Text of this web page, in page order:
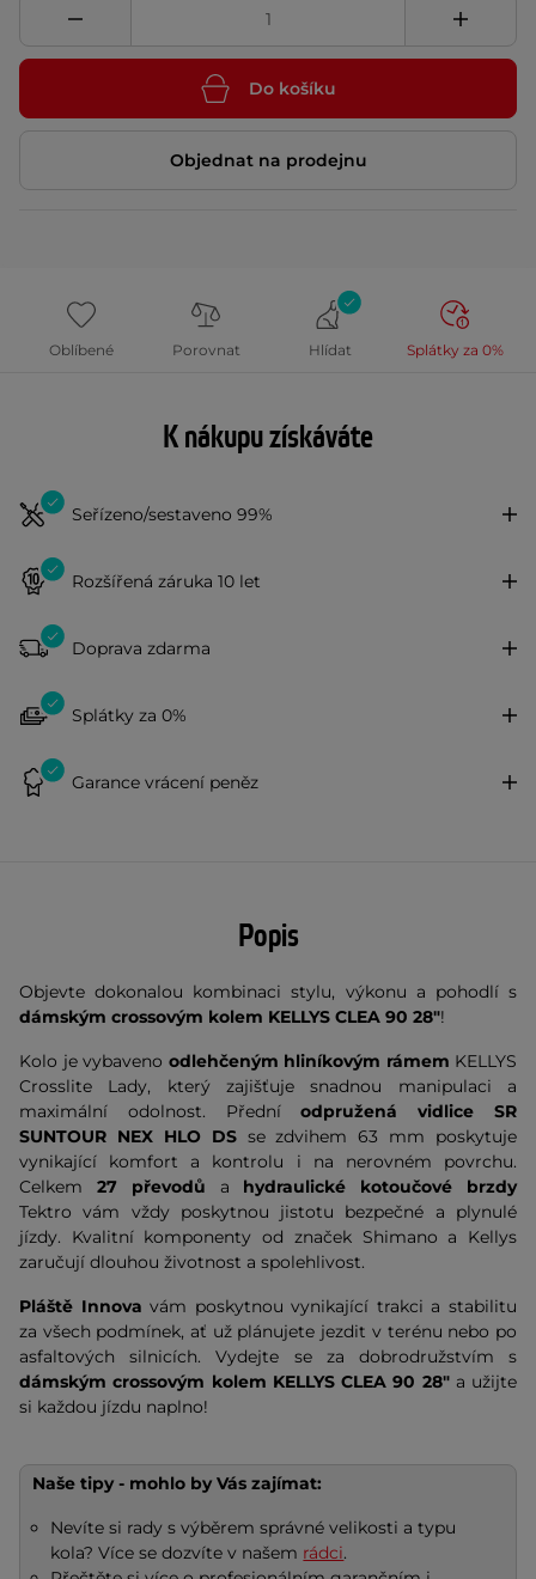
Do košíku
Objednat na prodejnu
Oblíbené Porovnat Hlídat Splátky za 0%
K nákupu získáváte
Seřízeno/sestaveno 99%
Rozšířená záruka 10 let
Doprava zdarma
Splátky za 0%
Garance vrácení peněz
Popis
Objevte dokonalou kombinaci stylu, výkonu a pohodlí s
dámským crossovým kolem KELLYS CLEA 90 28"!
Kolo je vybaveno odlehčeným hliníkovým rámem KELLYS
Crosslite Lady, který zajišťuje snadnou manipulaci a
maximální odolnost. Předníodpružená vidlice
SR
SUNTOUR NEX HLO DSse zdvihem 63 mm poskytuje
vynikající komfort a kontrolu i na nerovném povrchu.
Celkem 27 převodů a hydraulické kotoučové brzdy
Tektro vám vždy poskytnou jistotu bezpečné a plynulé
jízdy. Kvalitní komponenty od značek Shimano a Kellys
zaručují dlouhou životnost a spolehlivost.
Pláště Innova vám poskytnou vynikající trakci a stabilitu
za všech podmínek, ať už plánujete jezdit v terénu nebo po
asfaltových silnicích. Vydejte se za dobrodružstvím s
dámským crossovým kolem KELLYS CLEA 90 28"a užijte
si každou jízdu naplno!
Naše tipy - mohlo by Vás zajímat:
Nevíte si rady s výběrem správné velikosti a typu
kola? Více se dozvíte v našem rádci.